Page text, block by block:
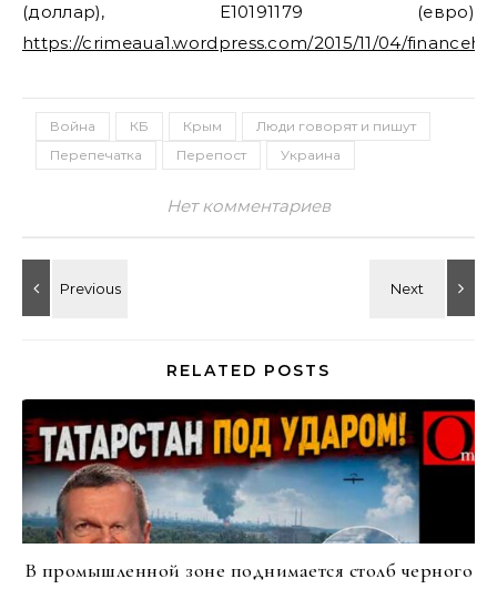
(доллар), E10191179 (евро)
https://crimeaua1.wordpress.com/2015/11/04/
Война КБ Крым
Люди говорят и пишут
Перепечатка
Перепост Украина
Нет комментариев
RELATED POSTS
В промышленной зоне поднимается столб черного